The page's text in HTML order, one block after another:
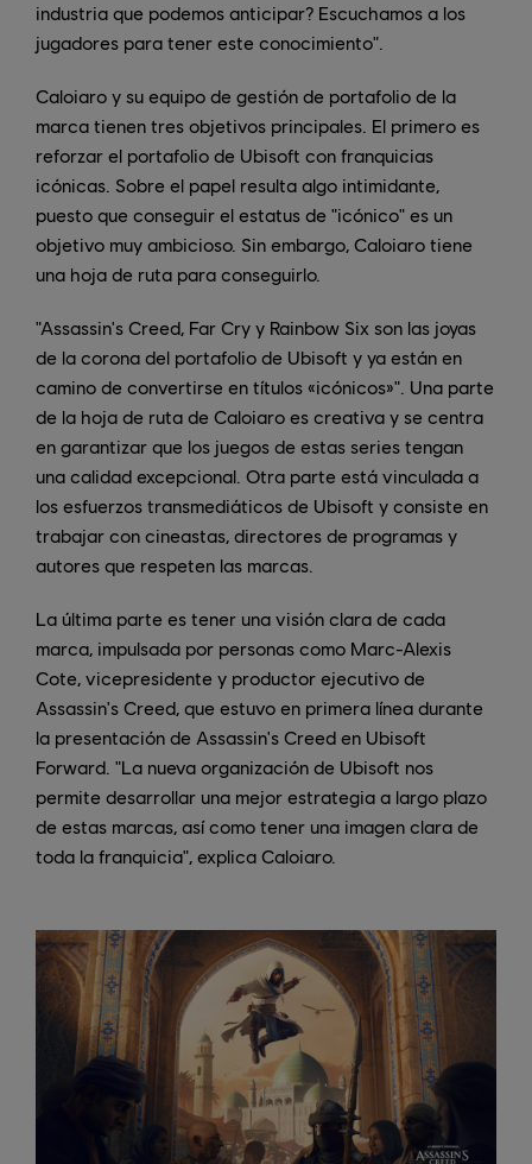
industria que podemos anticipar? Escuchamos a los
jugadores para tener este conocimiento".
Caloiaro y su equipo de gestión de portafolio de la
marca tienen tres objetivos principales. El primero es
reforzar el portafolio de Ubisoft con franquicias
icónicas. Sobre el papel resulta algo intimidante,
puesto que conseguir el estatus de "icónico" es un
objetivo muy ambicioso. Sin embargo, Caloiaro tiene
una hoja de ruta para conseguirlo.
"Assassin's Creed, Far Cry y Rainbow Six son las joyas
de la corona del portafolio de Ubisoft y ya están en
camino de convertirse en títulos «icónicos»". Una parte
de la hoja de ruta de Caloiaro es creativa y se centra
en garantizar que los juegos de estas series tengan
una calidad excepcional. Otra parte está vinculada a
los esfuerzos transmediáticos de Ubisoft y consiste en
trabajar con cineastas, directores de programas y
autores que respeten las marcas.
La última parte es tener una visión clara de cada
marca, impulsada por personas como Marc-Alexis
Cote, vicepresidente y productor ejecutivo de
Assassin's Creed, que estuvo en primera línea durante
la presentación de Assassin's Creed en Ubisoft
Forward. "La nueva organización de Ubisoft nos
permite desarrollar una mejor estrategia a largo plazo
de estas marcas, así como tener una imagen clara de
toda la franquicia", explica Caloiaro.